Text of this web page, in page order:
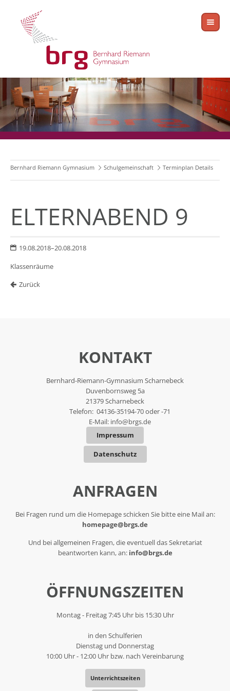
Bernhard Riemann Gymnasium Schulgemeinschaft Terminplan Details
ELTERNABEND 9
19.08.2018–20.08.2018
Klassenräume
Zurück
KONTAKT
Bernhard-Riemann-Gymnasium Scharnebeck
Duvenbornsweg 5a
21379 Scharnebeck
Telefon: 04136-35194-70 oder -71
E-Mail: info@brgs.de
Impressum
Datenschutz
ANFRAGEN
Bei Fragen rund um die Homepage schicken Sie bitte eine Mail an:
homepage@brgs.de
Und bei allgemeinen Fragen, die eventuell das Sekretariat
beantworten kann, an: info@brgs.de
ÖFFNUNGSZEITEN
Montag - Freitag 7:45 Uhr bis 15:30 Uhr
in den Schulferien
Dienstag und Donnerstag
10:00 Uhr - 12:00 Uhr bzw. nach Vereinbarung
Unterrichtszeiten